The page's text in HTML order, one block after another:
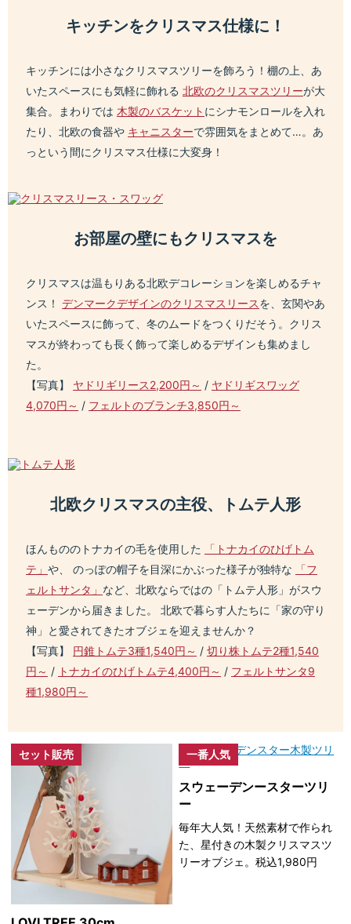
キッチンをクリスマス仕様に！
キッチンには小さなクリスマスツリーを飾ろう！棚の上、あ
いたスペースにも気軽に飾れる 北欧のクリスマスツリーが大
集合。まわりでは 木製のバスケット にシナモンロールを入れ
たり、北欧の食器や キャニスターで雰囲気をまとめて…。あ
っという間にクリスマス仕様に大変身！
お部屋の壁にもクリスマスを
クリスマスは温もりある北欧デコレーションを楽しめるチャ
ンス！ デンマークデザインのクリスマスリースを、玄関やあ
いたスペースに飾って、冬のムードをつくりだそう。クリス
マスが終わっても長く飾って楽しめるデザインも集めまし
た。
【写真】 ヤドリギリース2,200円～ / ヤドリギスワッグ
4,070円～ / フェルトのブランチ3,850円～
北欧クリスマスの主役、トムテ人形
ほんもののトナカイの毛を使用した
「トナカイのひげトム
テ」 や、 のっぽの帽子を目深にかぶった様子が独特な
「フ
ェルトサンタ」 など、北欧ならではの「トムテ人形」がスウ
ェーデンから届きました。 北欧で暮らす人たちに「家の守り
神」と愛されてきたオブジェを迎えませんか？
【写真】 円錐トムテ3種1,540円～ / 切り株トムテ2種1,540
円～ / トナカイのひげトムテ4,400円～ / フェルトサンタ9
種1,980円～
セット販売
スウェーデンースターツリ
ー
一番人気
毎年大人気！天然素材で作られ
た、星付きの木製クリスマスツ
リーオブジェ。税込1,980円